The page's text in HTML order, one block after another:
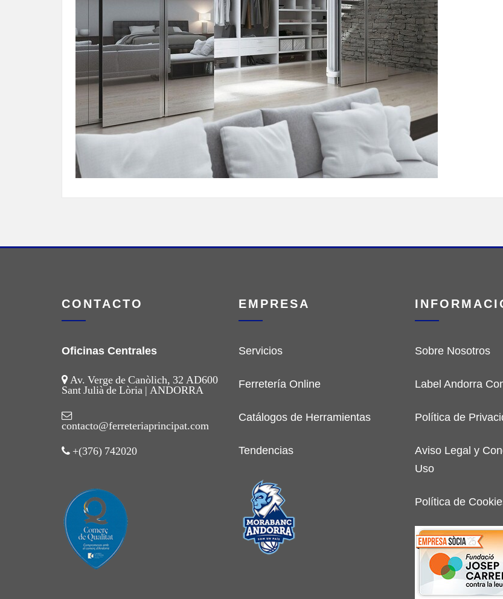
CONTACTO
Oficinas Centrales
Av. Verge de Canòlich, 32 AD600
Sant Julià de Lòria | ANDORRA
contacto@ferreteriaprincipat.com
+(376) 742020
EMPRESA
Servicios
Ferretería Online
Catálogos de Herramientas
Tendencias
Sobre Nosotros
Label Andorra
Política de
Aviso Legal y
Uso
Política de